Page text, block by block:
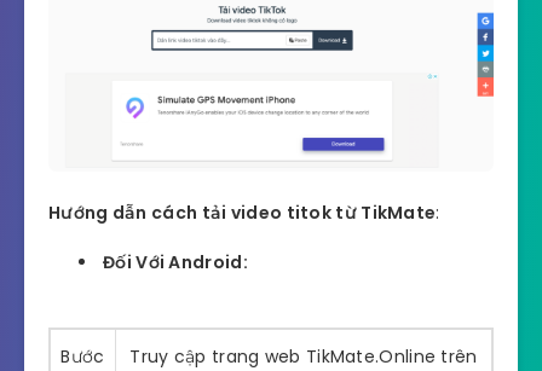
Hướng dẫn cách tải video titok từ TikMate:
Đối Với Android:
Bước
Truy cập trang web TikMate.Online trên